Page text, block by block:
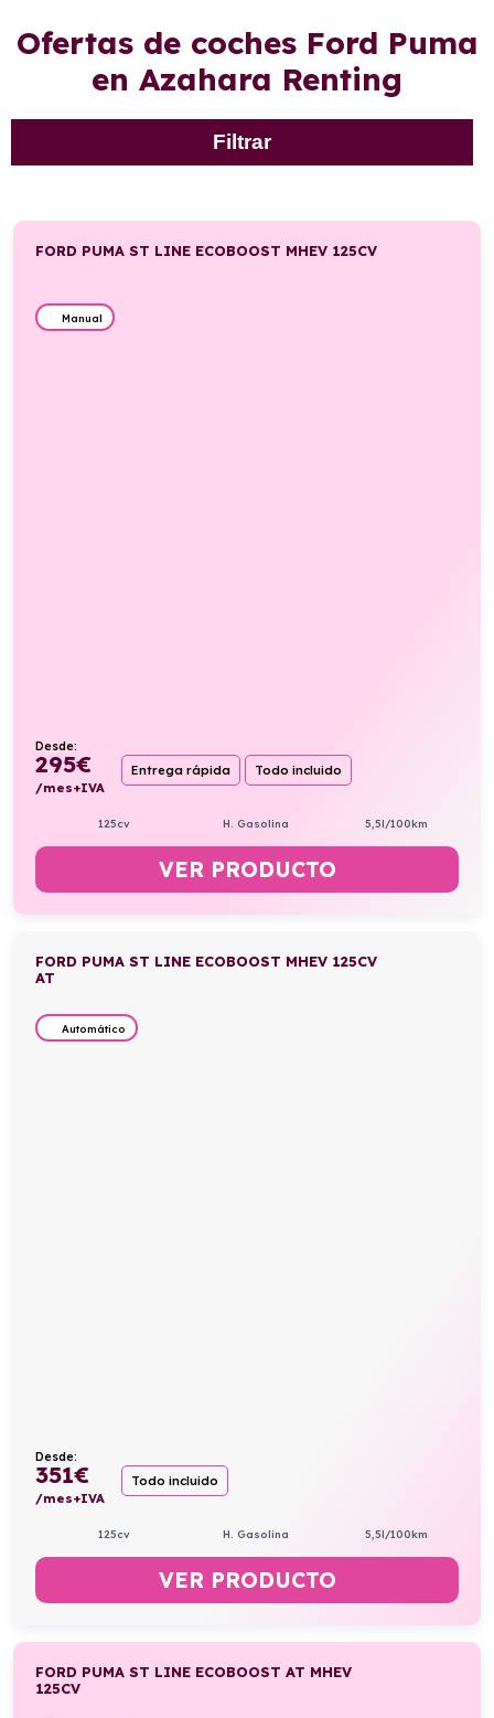
Ofertas de coches Ford Puma
en Azahara Renting
Filtrar
FORD PUMA ST LINE ECOBOOST MHEV 125CV
Manual
Desde:
295€
/mes+IVA
Entrega rápida Todo incluido
125cv H. Gasolina 5,5l/100km
VER PRODUCTO
FORD PUMA ST LINE ECOBOOST MHEV 125CV
AT
Automático
Desde:
351€
/mes+IVA
Todo incluido
125cv H. Gasolina 5,5l/100km
VER PRODUCTO
FORD PUMA ST LINE ECOBOOST AT MHEV
125CV